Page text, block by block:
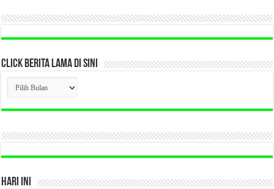
CLICK BERITA LAMA DI SINI
CLICK
BERITA
LAMA
DI
HARI INI